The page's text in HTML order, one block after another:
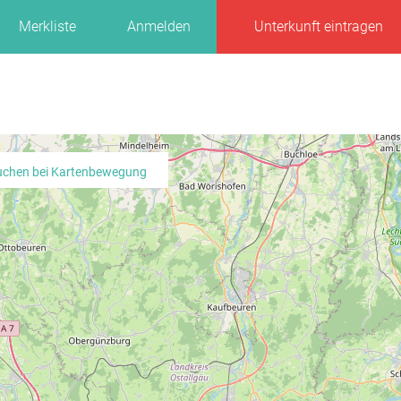
Merkliste Anmelden Unterkunft eintragen
bei Kartenbewegung